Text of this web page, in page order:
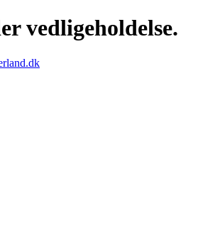
vedligeholdelse.